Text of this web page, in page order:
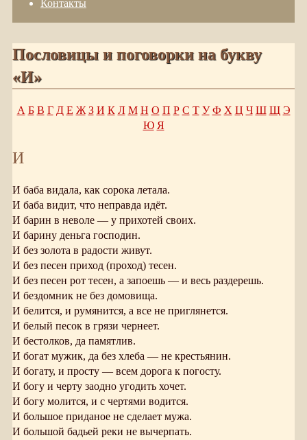
Контакты
Пословицы и поговорки на букву
«И»
А Б В Г Д Е Ж З И К Л М Н О П Р С Т У Ф Х Ц Ч Ш Щ Э
Ю Я
И
И баба видала, как сорока летала.
И баба видит, что неправда идёт.
И барин в неволе — у прихотей своих.
И барину деньга господин.
И без золота в радости живут.
И без песен приход (проход) тесен.
И без песен рот тесен, а запоешь — и весь раздерешь.
И бездомник не без домовища.
И белится, и румянится, а все не приглянется.
И белый песок в грязи чернеет.
И бестолков, да памятлив.
И богат мужик, да без хлеба — не крестьянин.
И богату, и просту — всем дорога к погосту.
И богу и черту заодно угодить хочет.
И богу молится, и с чертями водится.
И большое приданое не сделает мужа.
И большой бадьей реки не вычерпать.